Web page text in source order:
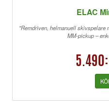
ELAC
"Remdriven, helmanuell skivspelare
MM-pickup –